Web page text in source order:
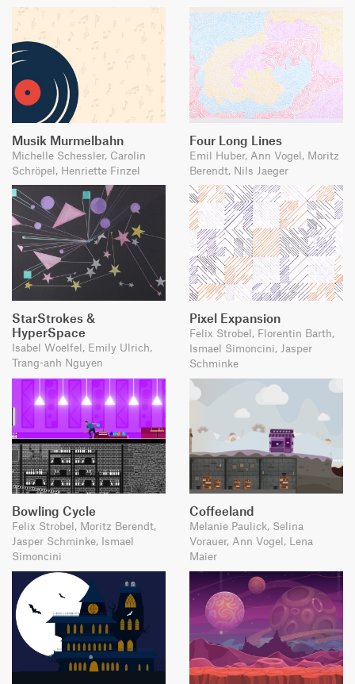
Musik Murmelbahn
Michelle Schessler, Carolin
Schröpel, Henriette Finzel
Four Long Lines
Emil Huber, Ann Vogel, Moritz
Berendt, Nils Jaeger
StarStrokes &
HyperSpace
Isabel Woelfel, Emily Ulrich,
Trang-anh Nguyen
Pixel Expansion
Felix Strobel, Florentin Barth,
Ismael Simoncini, Jasper
Schminke
Bowling Cycle
Felix Strobel, Moritz Berendt,
Jasper Schminke, Ismael
Simoncini
Coffeeland
Melanie Paulick, Selina
Vorauer, Ann Vogel, Lena
Maier